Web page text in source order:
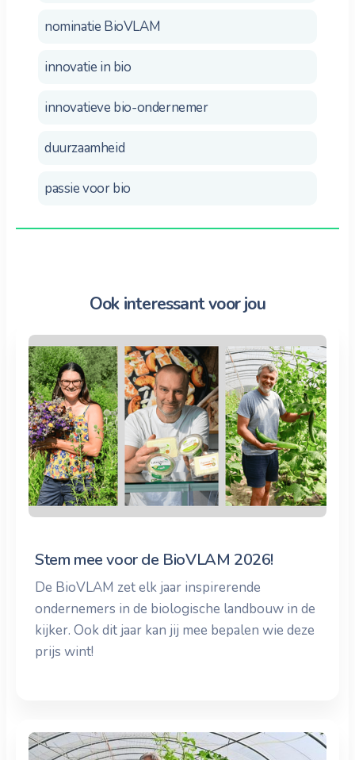
nominatie BioVLAM
innovatie in bio
innovatieve bio-ondernemer
duurzaamheid
passie voor bio
Ook interessant voor jou
Stem mee voor de BioVLAM 2026!
De BioVLAM zet elk jaar inspirerende
ondernemers in de biologische landbouw in de
kijker. Ook dit jaar kan jij mee bepalen wie deze
prijs wint!